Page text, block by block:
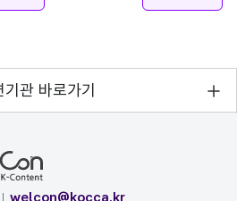
기관 바로가기
welcon@kocca.kr